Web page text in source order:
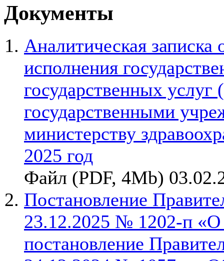
Документы
Аналитическая записка
исполнения
государственных
государственными
министерству
2025 год
Файл (PDF, 4Mb)
Постановление
23.12.2025 № 1202-п «О
постановление